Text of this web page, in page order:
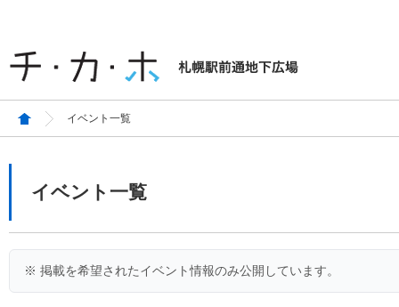
イベント一覧
イベント一覧
※ 掲載を希望されたイベント情報のみ公開しています。